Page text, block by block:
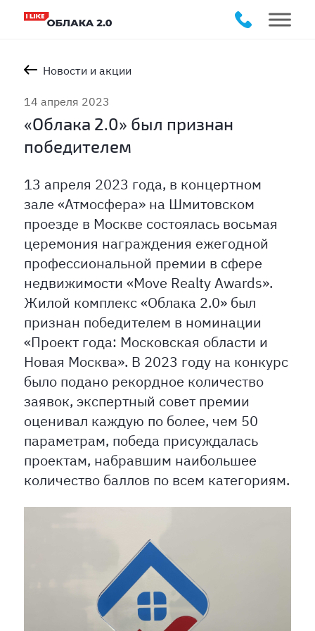
Новости и акции
14 апреля 2023
«Облака 2.0» был признан
победителем
13 апреля 2023 года, в концертном
зале «Атмосфера» на Шмитовском
проезде в Москве состоялась восьмая
церемония награждения ежегодной
профессиональной премии в сфере
недвижимости «Move Realty Awards».
Жилой комплекс «Облака 2.0» был
признан победителем в номинации
«Проект года: Московская области и
Новая Москва». В 2023 году на конкурс
было подано рекордное количество
заявок, экспертный совет премии
оценивал каждую по более, чем 50
параметрам, победа присуждалась
проектам, набравшим наибольшее
количество баллов по всем категориям.